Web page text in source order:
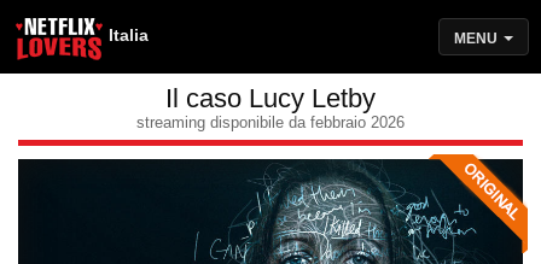
Italia MENU
Il caso Lucy Letby
streaming disponibile da febbraio 2026